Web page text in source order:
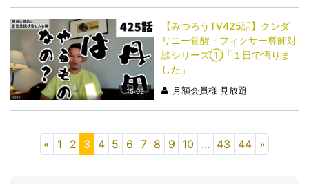
15:02
【みつろうTV425話】クンダ
リニー覚醒・フィクサー尊師対
談シリーズ①「１日で悟りま
した」
月額会員様 見放題
« 1 2 3 4 5 6 7 8 9 10 ... 43 44 »